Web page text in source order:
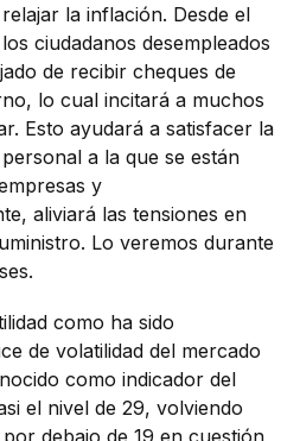
la inflación. Desde el
ciudadanos desempleados
de recibir cheques de
lo cual incitará a muchos
Esto ayudará a satisfacer la
a la que se están
y
aliviará las tensiones en
Lo veremos durante
como ha sido
de volatilidad del mercado
como indicador del
el nivel de 29, volviendo